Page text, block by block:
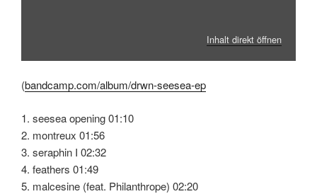
Inhalt direkt öffnen
(bandcamp.com/album/drwn-seesea-ep
1. seesea opening 01:10
2. montreux 01:56
3. seraphin I 02:32
4. feathers 01:49
5. malcesine (feat. Philanthrope) 02:20